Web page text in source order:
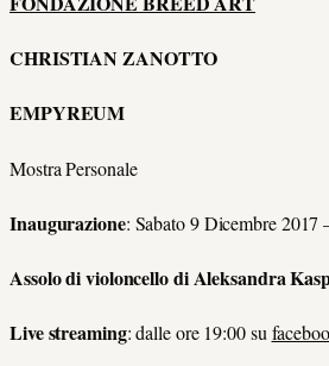
CHRISTIAN ZANOTTO
EMPYREUM
Mostra Personale
Inaugurazione: Sabato 9 Dicembre 2017
Assolo di violoncello di Aleksandra
Live streaming:dalle ore 19:00 su